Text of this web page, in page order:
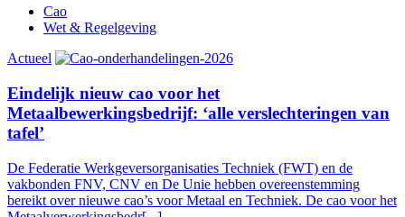
Cao
Wet & Regelgeving
Actueel
Eindelijk nieuw cao voor het
Metaalbewerkingsbedrijf: ‘alle verslechteringen van
tafel’
De Federatie Werkgeversorganisaties Techniek (FWT) en de
vakbonden FNV, CNV en De Unie hebben overeenstemming
bereikt over nieuwe cao’s voor Metaal en Techniek. De cao voor het